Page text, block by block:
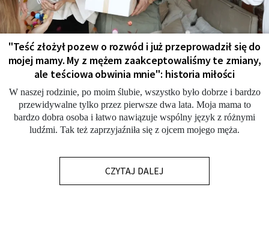
"Teść złożył pozew o rozwód i już przeprowadził się do
mojej mamy. My z mężem zaakceptowaliśmy te zmiany,
ale teściowa obwinia mnie": historia miłości
W naszej rodzinie, po moim ślubie, wszystko było dobrze i bardzo
przewidywalne tylko przez pierwsze dwa lata. Moja mama to
bardzo dobra osoba i łatwo nawiązuje wspólny język z różnymi
ludźmi. Tak też zaprzyjaźniła się z ojcem mojego męża.
CZYTAJ DALEJ